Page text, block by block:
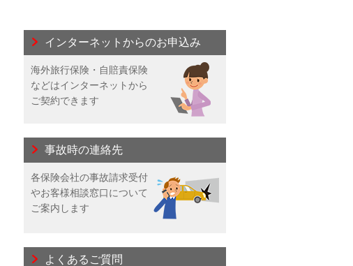
インターネットからのお申込み
海外旅行保険・自賠責保険
などはインターネットから
ご契約できます
事故時の連絡先
各保険会社の事故請求受付
やお客様相談窓口について
ご案内します
よくあるご質問